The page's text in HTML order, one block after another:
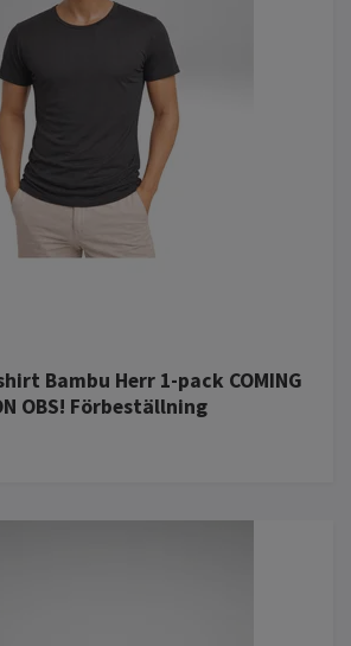
Bambu Herr 1-pack COMING
OBS! Förbeställning